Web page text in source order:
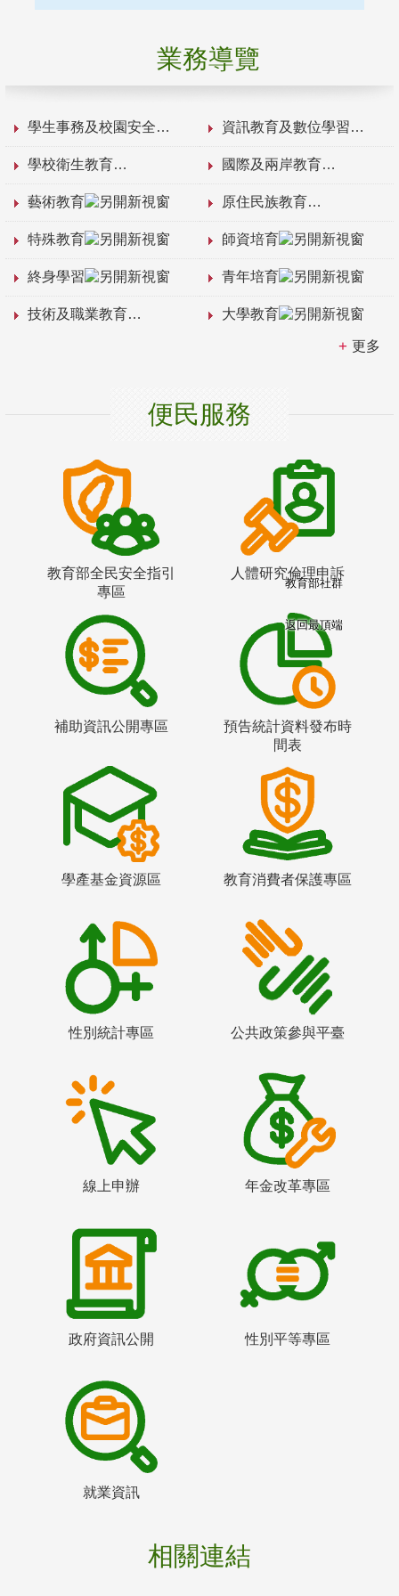
業務導覽
學生事務及校園安全 資訊教育及數位學習
學校衛生教育 國際及兩岸教育
藝術教育 原住民族教育
特殊教育 師資培育
終身學習 青年培育
技術及職業教育 大學教育
更多
便民服務
教育部全民安全指引
專區
人體研究倫理申訴
補助資訊公開專區
預告統計資料發布時
間表
學產基金資源區 教育消費者保護專區
性別統計專區 公共政策參與平臺
線上申辦 年金改革專區
政府資訊公開 性別平等專區
就業資訊
相關連結
教育部社群
返回最頂端